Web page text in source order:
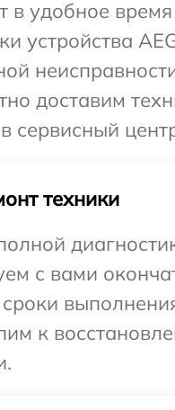
в удобное
устройства
доставим
сервисный
техники
с вами
сроки
к